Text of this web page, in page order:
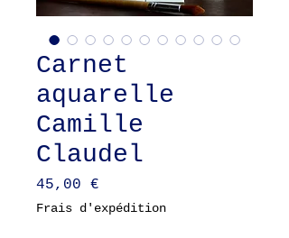
Carnet
aquarelle
Camille
Claudel
45,00 €
Frais d'expédition